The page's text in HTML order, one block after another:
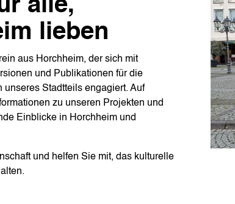
alle,
lieben
aus Horchheim, der sich mit
und Publikationen für die
unseres Stadtteils engagiert. Auf
zu unseren Projekten und
Einblicke in Horchheim und
und helfen Sie mit, das kulturelle